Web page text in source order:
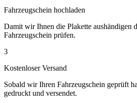
Fahrzeugschein hochladen
Damit wir Ihnen die Plakette aushändigen
Fahrzeugschein prüfen.
3
Kostenloser Versand
Sobald wir Ihren Fahrzeugschein geprüft
gedruckt und versendet.